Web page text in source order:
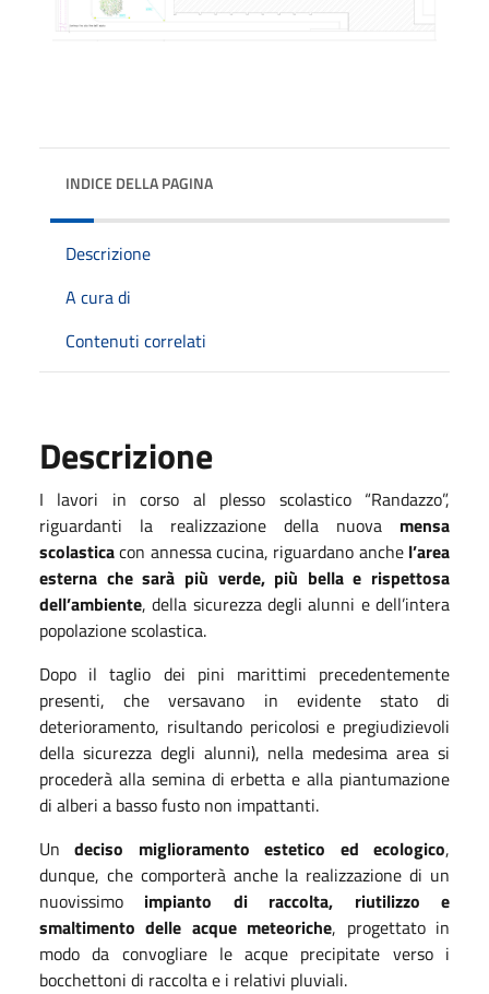
INDICE DELLA PAGINA
Descrizione
A cura di
Contenuti correlati
Descrizione
I lavori in corso al plesso scolastico “Randazzo”,
riguardanti la realizzazione della nuova mensa
scolasticacon annessa cucina, riguardano anche l’area
esterna che sarà più verde, più bella e rispettosa
dell’ambiente, della sicurezza degli alunni e dell’intera
popolazione scolastica.
Dopo il taglio dei pini marittimi precedentemente
presenti, che versavano in evidente stato di
deterioramento, risultando pericolosi e pregiudizievoli
della sicurezza degli alunni), nella medesima area si
procederà alla semina di erbetta e alla piantumazione
di alberi a basso fusto non impattanti.
Undeciso miglioramento estetico ed ecologico,
dunque, che comporterà anche la realizzazione di un
nuovissimo impianto diraccolta, riutilizzo e
smaltimento delle acque meteoriche, progettato in
modo da convogliare le acque precipitate verso i
bocchettoni di raccolta e i relativi pluviali.